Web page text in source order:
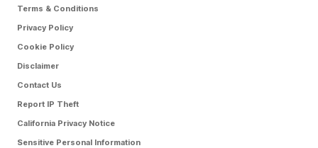
Terms & Conditions
Privacy Policy
Cookie Policy
Disclaimer
Contact Us
Report IP Theft
California Privacy Notice
Sensitive Personal Information